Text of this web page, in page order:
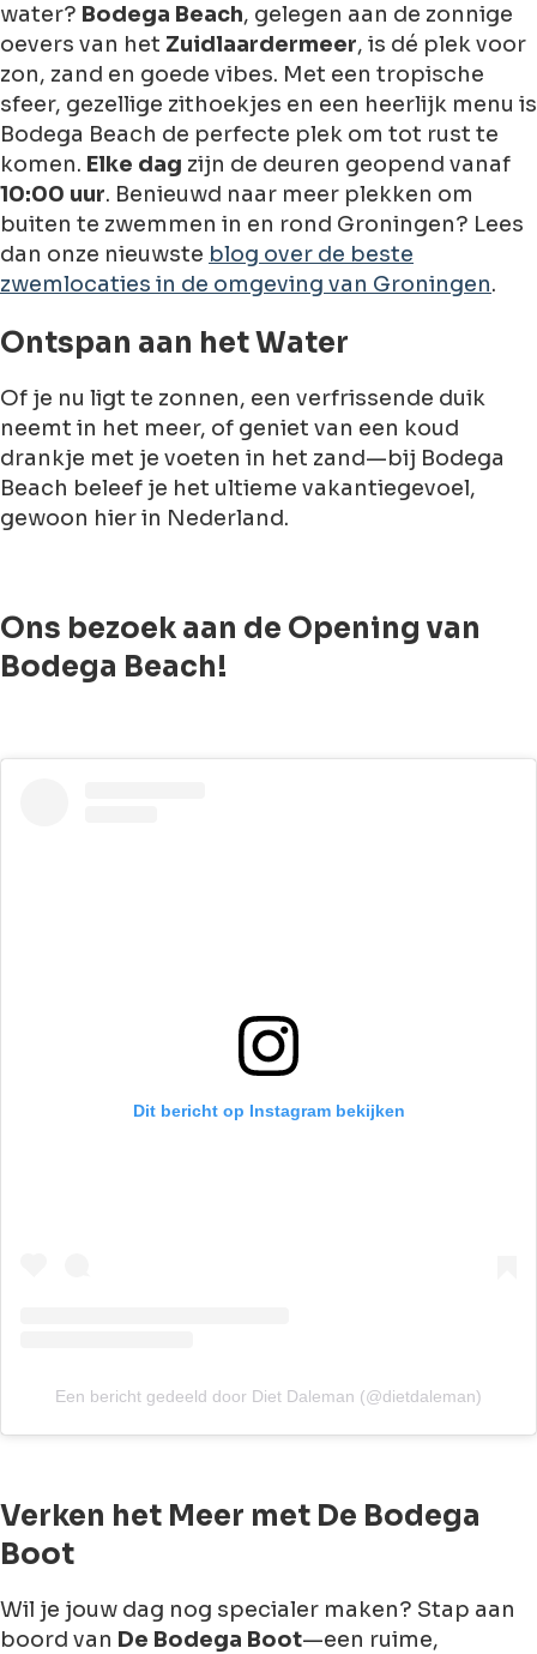
water? Bodega Beach, gelegen aan de zonnige
oevers van het Zuidlaardermeer, is dé plek voor
zon, zand en goede vibes. Met een tropische
sfeer, gezellige zithoekjes en een heerlijk menu is
Bodega Beach de perfecte plek om tot rust te
komen. Elke dag zijn de deuren geopend vanaf
10:00 uur. Benieuwd naar meer plekken om
buiten te zwemmen in en rond Groningen? Lees
dan onze nieuwste blog over de beste
zwemlocaties in de omgeving van Groningen.
Ontspan aan het Water
Of je nu ligt te zonnen, een verfrissende duik
neemt in het meer, of geniet van een koud
drankje met je voeten in het zand—bij Bodega
Beach beleef je het ultieme vakantiegevoel,
gewoon hier in Nederland.
Ons bezoek aan de Opening van
Bodega Beach!
Dit bericht op Instagram bekijken
Een bericht gedeeld door Diet Daleman (@dietdaleman)
Verken het Meer met De Bodega
Boot
Wil je jouw dag nog specialer maken? Stap aan
boord van De Bodega Boot—een ruime,